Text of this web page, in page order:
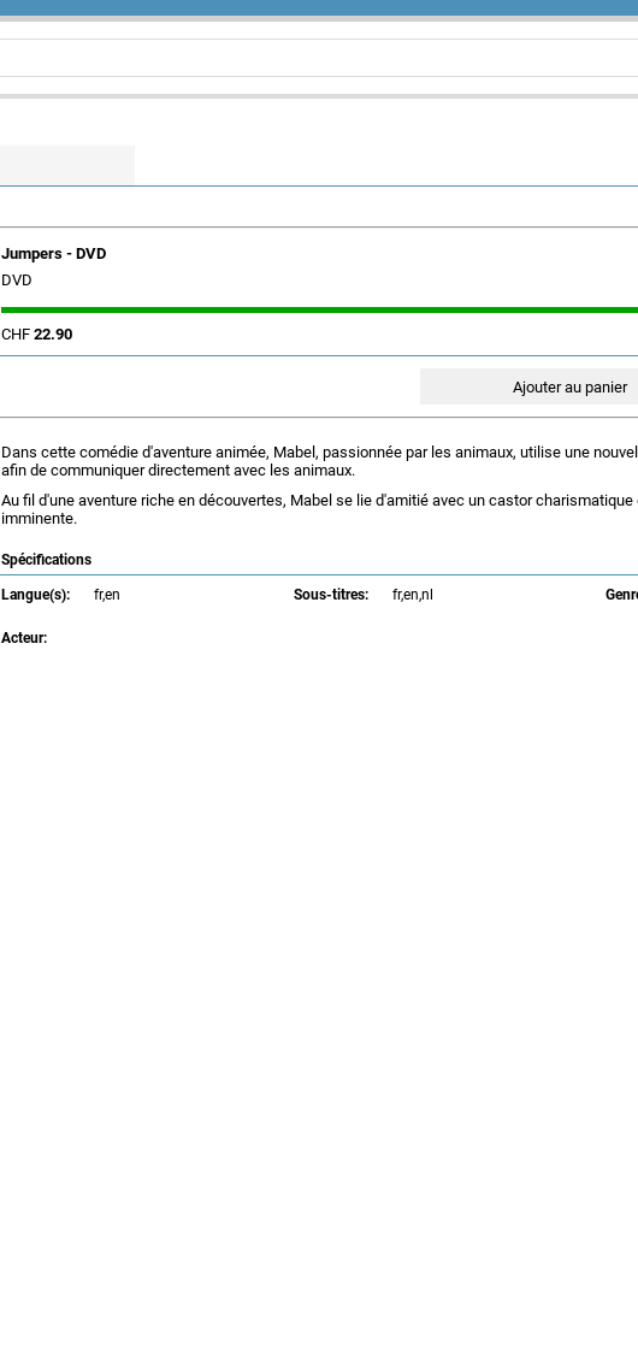
Jumpers - DVD
DVD
CHF 22.90
Dans cette comédie d'aventure animée, Mabel, passionnée par les animaux, utilise une
afin de communiquer directement avec les animaux.
Au fil d'une aventure riche en découvertes, Mabel se lie d'amitié avec un castor
imminente.
Spécifications
Langue(s): fr,en Sous-titres: fr,en,nl
Acteur: